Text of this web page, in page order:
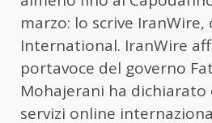
marzo: lo scrive
International. IranWire
portavoce del governo
Mohajerani ha dichiarato
servizi online